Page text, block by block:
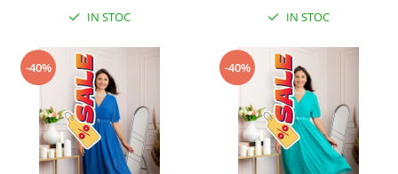
IN STOC IN STOC
-40% -40%